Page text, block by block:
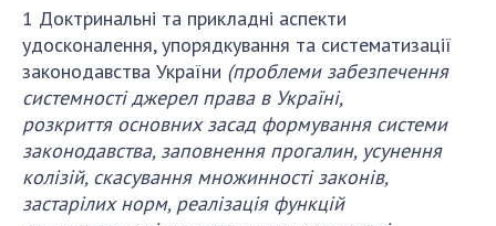
Міжнародні угоди
Міжнародні програми та конкурси
ДОКУМЕНТИ
Нормативні акти НАН України
Державний бюджет НАН України
Вибори до складу НАН України
1 Доктринальні та прикладні аспекти
удосконалення, упорядкування та систематизації
законодавства України (проблеми забезпечення
системності джерел права в Україні,
розкриття основних засад формування системи
законодавства, заповнення прогалин, усунення
колізій, скасування множинності законів,
застарілих норм, реалізація функцій